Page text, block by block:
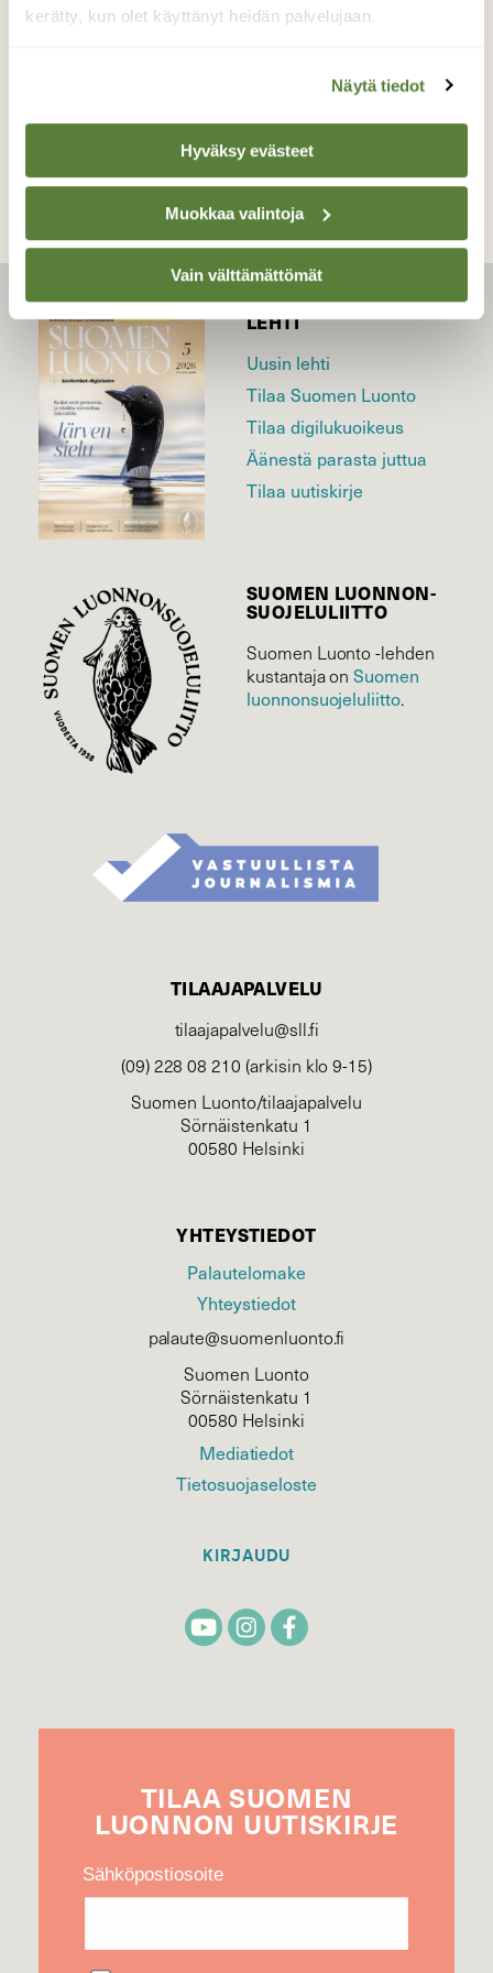
kerätty, kun olet käyttänyt heidän palvelujaan.
Näytä tiedot
Hyväksy evästeet
Muokkaa valintoja
Vain välttämättömät
5.9.2025
LEHTI
Uusin lehti
Tilaa Suomen Luonto
Tilaa digilukuoikeus
Äänestä parasta juttua
Tilaa uutiskirje
SUOMEN LUONNON­
SUOJELU­LIITTO
Suomen Luonto -lehden
kustantaja onSuomen
luonnonsuojelu­liitto.
TILAAJAPALVELU
tilaajapalvelu@sll.fi
(09) 228 08 210 (arkisin klo 9-15)
Suomen Luonto/tilaajapalvelu
Sörnäistenkatu 1
00580 Helsinki
YHTEYSTIEDOT
Palautelomake
Yhteystiedot
palaute@suomenluonto.fi
Suomen Luonto
Sörnäistenkatu 1
00580 Helsinki
Mediatiedot
Tietosuojaseloste
KIRJAUDU
TILAA SUOMEN
LUONNON UUTIS­KIRJE
Sähköpostiosoite